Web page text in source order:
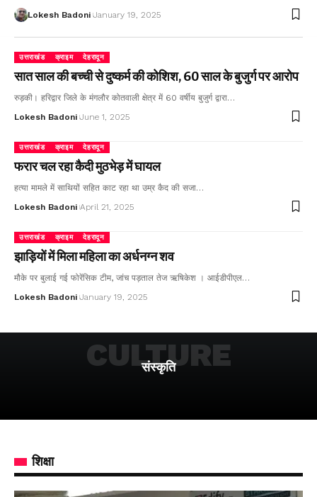
Lokesh Badoni January 19, 2025
उत्तराखंड क्राइम देहरादून
सात साल की बच्ची से दुष्कर्म की कोशिश, 60 साल के बुजुर्ग पर आरोप
रुड़की। हरिद्वार जिले के मंगलौर कोतवाली क्षेत्र में 60 वर्षीय बुजुर्ग द्वारा…
Lokesh Badoni June 1, 2025
उत्तराखंड क्राइम देहरादून
फरार चल रहा कैदी मुठभेड़ में घायल
हत्या मामले में साथियों सहित काट रहा था उम्र कैद की सजा…
Lokesh Badoni April 21, 2025
उत्तराखंड क्राइम देहरादून
झाड़ियों में मिला महिला का अर्धनग्न शव
मौके पर बुलाई गई फोरेंसिक टीम, जांच पड़ताल तेज ऋषिकेश । आईडीपीएल…
Lokesh Badoni January 19, 2025
संस्कृति
CULTURE
शिक्षा